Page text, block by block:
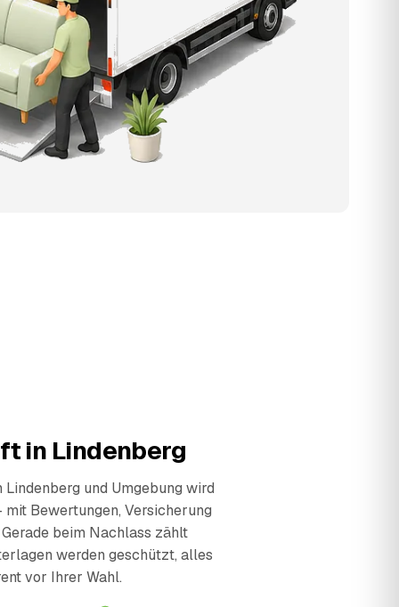
in Lindenberg
und Umgebung wird
Bewertungen, Versicherung
beim Nachlass zählt
werden geschützt, alles
vor Ihrer Wahl.